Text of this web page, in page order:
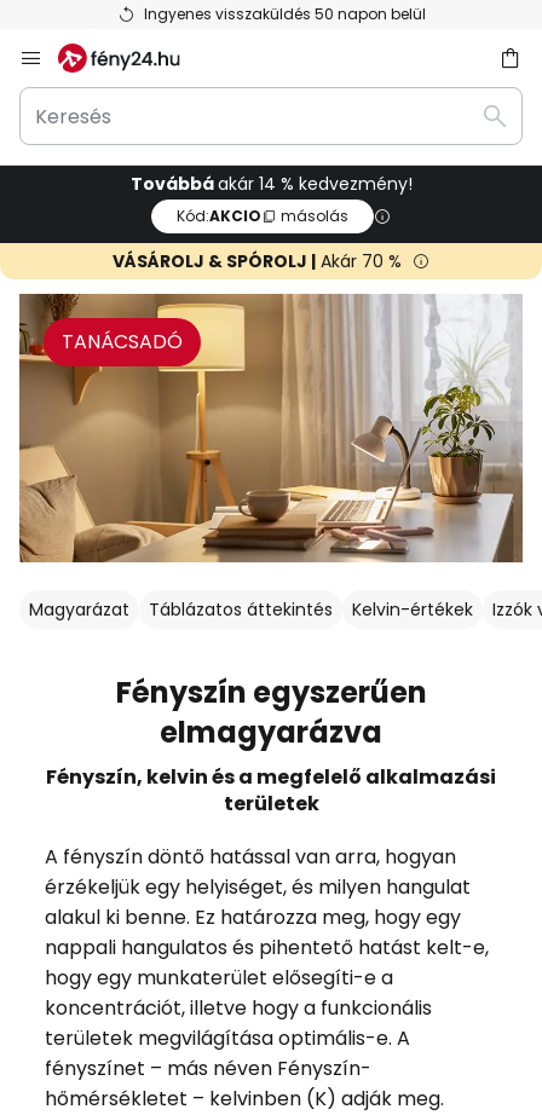
Ingyenes visszaküldés 50 napon belül
Ugrás
a
tartalomhoz
Keresés
Továbbáakár 14 % kedvezmény!
Kód:AKCIO másolás
VÁSÁROLJ & SPÓROLJ | Akár 70 %
TANÁCSADÓ
Magyarázat Táblázatos áttekintés Kelvin-értékek Izzók
Fényszín egyszerűen
elmagyarázva
Fényszín, kelvin és a megfelelő alkalmazási
területek
A fényszín döntő hatással van arra, hogyan
érzékeljük egy helyiséget, és milyen hangulat
alakul ki benne. Ez határozza meg, hogy egy
nappali hangulatos és pihentető hatást kelt-e,
hogy egy munkaterület elősegíti-e a
koncentrációt, illetve hogy a funkcionális
területek megvilágítása optimális-e. A
fényszínet – más néven Fényszín-
hőmérsékletet – kelvinben (K) adják meg.